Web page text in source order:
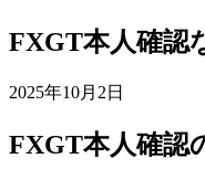
FXGT本人確認
2025年10月2日
FXGT本人確認